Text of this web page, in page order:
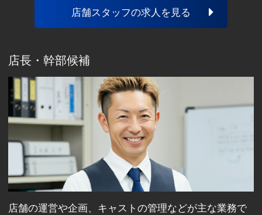
店舗スタッフの求人を見る
店長・幹部候補
店舗の運営や企画、キャストの管理などが主な業務で